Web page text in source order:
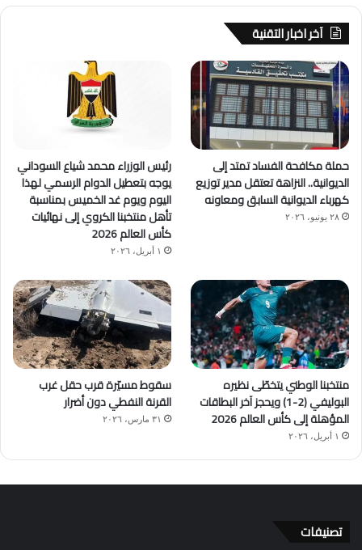
آخر اخبار التقنية
حملة مكافحة الفساد تمتد إلى
الديوانية.. النزاهة تعتقل مدير توزيع
كهرباء الديوانية السابق ومعاونه
٢٨ يونيو، ٢٠٢٦
رئيس الوزراء محمد شياع السوداني
يوجه بتعطيل الدوام الرسمي لهذا
اليوم ويوم غد الخميس بمناسبة
تأهل منتخبنا الكروي إلى نهائيات
كأس العالم 2026
١ أبريل، ٢٠٢٦
منتخبنا الوطني يتخطّى نظيره
البوليفي (2-1) ويحجز آخر البطاقات
المؤهلة إلى كأس العالم 2026
١ أبريل، ٢٠٢٦
سقوط مسيّرة قرب حقل غرب
القرنة النفطي دون أضرار
٣١ مارس، ٢٠٢٦
تصنيفات